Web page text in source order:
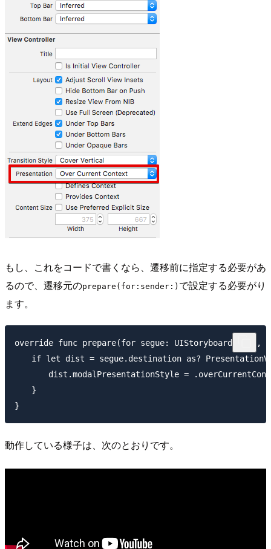
もし、これをコードで書くなら、遷移前に指定する必要があ
るので、遷移元のprepare(for:sender:) で設定する必要がり
ます。
override func prepare(for segue: UIStoryboardSegue,
if let dist = segue.destination as?
dist.modalPresentationStyle =
}
動作している様子は、次のとおりです。